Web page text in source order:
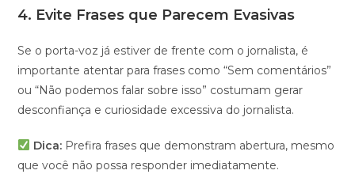
4. Evite Frases que Parecem Evasivas
Se o porta-voz já estiver de frente com o jornalista, é
importante atentar para frases como “Sem comentários”
ou “Não podemos falar sobre isso” costumam gerar
desconfiança e curiosidade excessiva do jornalista.
Dica: Prefira frases que demonstram abertura, mesmo
que você não possa responder imediatamente.